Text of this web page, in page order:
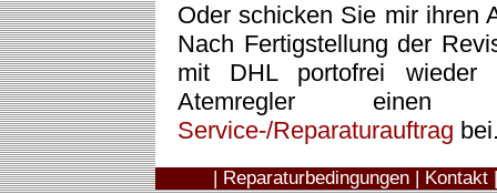
Oder schicken Sie mir ihren
Nach Fertigstellung der
mit DHL portofrei
Atemregler einen
Service-/Reparaturauftrag
| Reparaturbedingungen | Kontakt